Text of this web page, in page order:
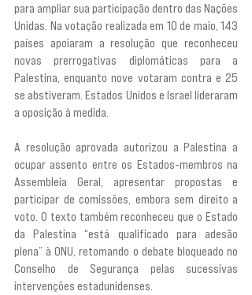
para ampliar sua participação dentro das Nações
Unidas. Na votação realizada em 10 de maio, 143
países apoiaram a resolução que reconheceu
novas prerrogativas diplomáticas para a
Palestina, enquanto nove votaram contra e 25
se abstiveram. Estados Unidos e Israel lideraram
a oposição à medida.
A resolução aprovada autorizou a Palestina a
ocupar assento entre os Estados-membros na
Assembleia Geral, apresentar propostas e
participar de comissões, embora sem direito a
voto. O texto também reconheceu que o Estado
da Palestina “está qualificado para adesão
plena” à ONU, retomando o debate bloqueado no
Conselho de Segurança pelas sucessivas
intervenções estadunidenses.